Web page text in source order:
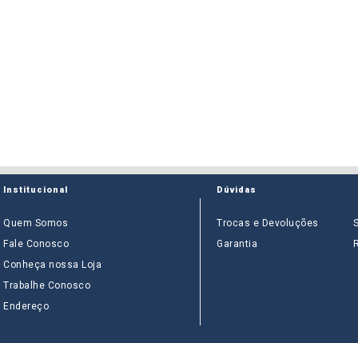
Institucional
Quem Somos
Fale Conosco
Conheça nossa Loja
Trabalhe Conosco
Endereço
Dúvidas
Trocas e Devoluções
Garantia